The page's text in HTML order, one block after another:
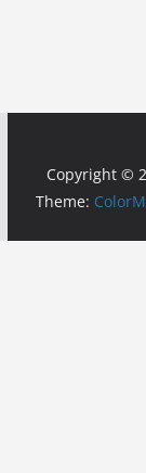
Copyright ©
Theme: